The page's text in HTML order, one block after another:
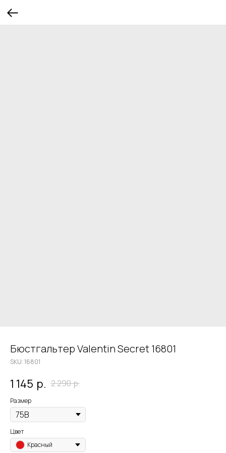
Бюстгальтер Valentin Secret 16801
SKU:16801
1 145 р. 2 290р.
Размер
Цвет
Красный